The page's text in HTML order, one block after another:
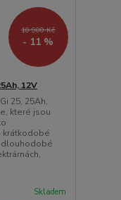
10 900 Kč
- 11 %
12V
25, 25Ah,
které jsou
krátkodobé
dlouhodobé
Skladem